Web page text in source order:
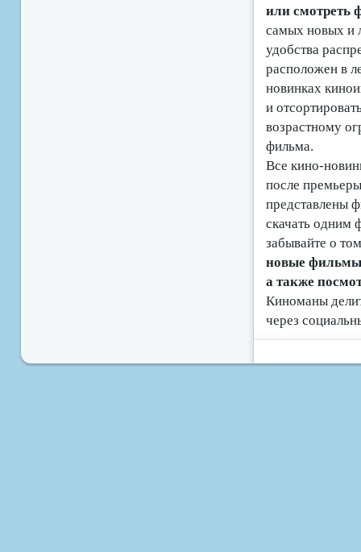
или смотреть
самых новых и
удобства
расположен в
новинках
и
возрастному
фильма.
Все кино-
после
представлены
скачать одним
забывайте о
новые фильмы
а также
Киноманы
через